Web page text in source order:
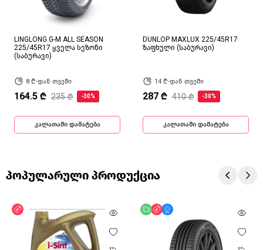
LINGLONG G-M ALL SEASON
225/45R17 ყველა სეზონი
(საბურავი)
8 ₾-დან თვეში
164.5 ₾ 235 ₾ -30%
კალათაში დამატება
DUNLOP MAXLUX 225/45R17
ზაფხული (საბურავი)
14 ₾-დან თვეში
287 ₾ 410 ₾ -30%
კალათაში დამატება
პოპულარული პროდუქცია
ფასდაკლება უფასო მიწოდება
ფასდაკლება